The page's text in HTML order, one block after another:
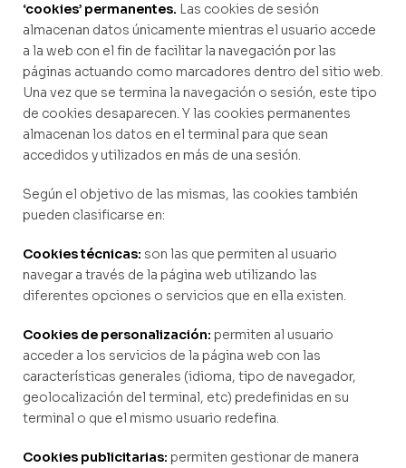
‘cookies’ permanentes. Las cookies de sesión
almacenan datos únicamente mientras el usuario accede
a la web con el fin de facilitar la navegación por las
páginas actuando como marcadores dentro del sitio web.
Una vez que se termina la navegación o sesión, este tipo
de cookies desaparecen. Y las cookies permanentes
almacenan los datos en el terminal para que sean
accedidos y utilizados en más de una sesión.
Según el objetivo de las mismas, las cookies también
pueden clasificarse en:
Cookies técnicas: son las que permiten al usuario
navegar a través de la página web utilizando las
diferentes opciones o servicios que en ella existen.
Cookies de personalización: permiten al usuario
acceder a los servicios de la página web con las
características generales (idioma, tipo de navegador,
geolocalización del terminal, etc) predefinidas en su
terminal o que el mismo usuario redefina.
Cookies publicitarias: permiten gestionar de manera